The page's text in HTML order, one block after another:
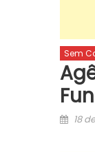
Sem
18